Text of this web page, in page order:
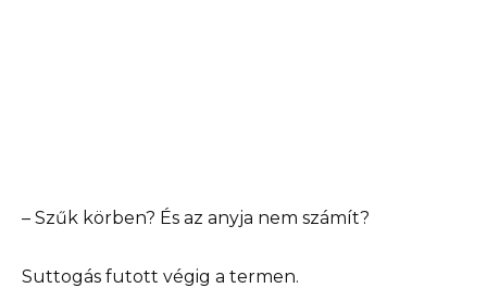
– Szűk körben? És az anyja nem számít?
Suttogás futott végig a termen.